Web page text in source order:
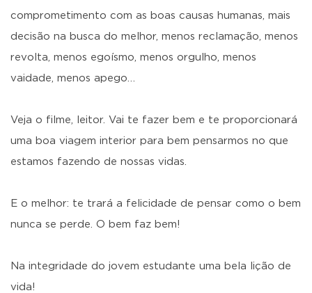
comprometimento com as boas causas humanas, mais
decisão na busca do melhor, menos reclamação, menos
revolta, menos egoísmo, menos orgulho, menos
vaidade, menos apego…
Veja o filme, leitor. Vai te fazer bem e te proporcionará
uma boa viagem interior para bem pensarmos no que
estamos fazendo de nossas vidas.
E o melhor: te trará a felicidade de pensar como o bem
nunca se perde. O bem faz bem!
Na integridade do jovem estudante uma bela lição de
vida!